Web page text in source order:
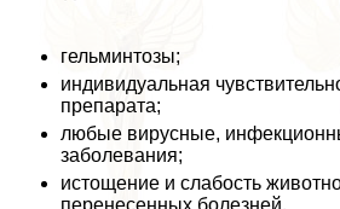
гельминтозы;
индивидуальная
препарата;
любые вирусные,
заболевания;
истощение и слабость